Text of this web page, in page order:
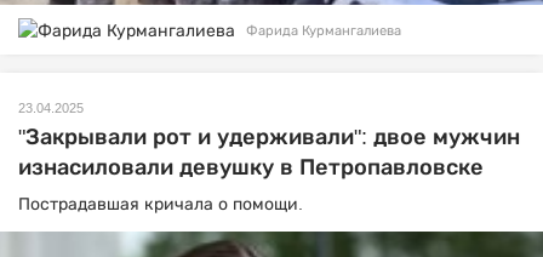
Фарида Курмангалиева
23.04.2025
"Закрывали рот и удерживали": двое мужчин
изнасиловали девушку в Петропавловске
Пострадавшая кричала о помощи.